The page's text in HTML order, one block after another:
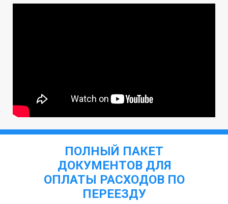
ПОЛНЫЙ ПАКЕТ
ДОКУМЕНТОВ ДЛЯ
ОПЛАТЫ РАСХОДОВ ПО
ПЕРЕЕЗДУ